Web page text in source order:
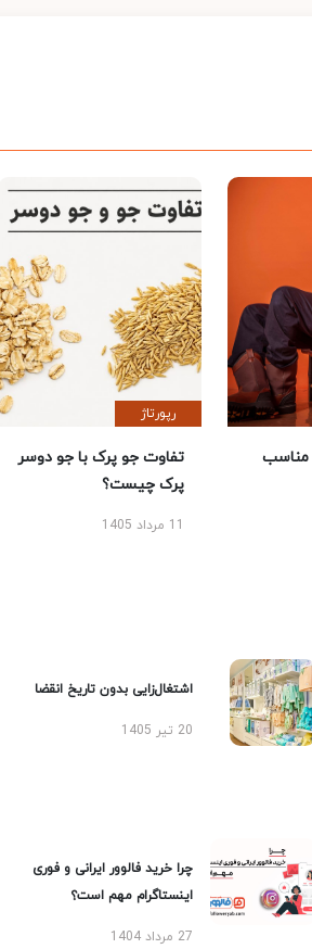
مناسب
رپورتاژ
تفاوت جو پرک با جو دوسر
پرک چیست؟
11 مرداد 1405
اشتغال‌زایی بدون تاریخ انقضا
20 تیر 1405
چرا خرید فالوور ایرانی و فوری
اینستاگرام مهم است؟
27 مرداد 1404